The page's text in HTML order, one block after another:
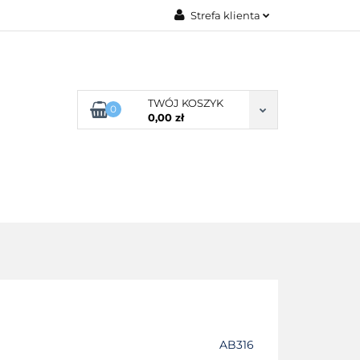
Strefa klienta
Dodaj zgłoszenie
0
TWÓJ KOSZYK
0,00 zł
AB316